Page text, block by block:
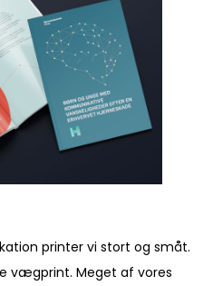
printer vi stort og småt.
vægprint. Meget af vores